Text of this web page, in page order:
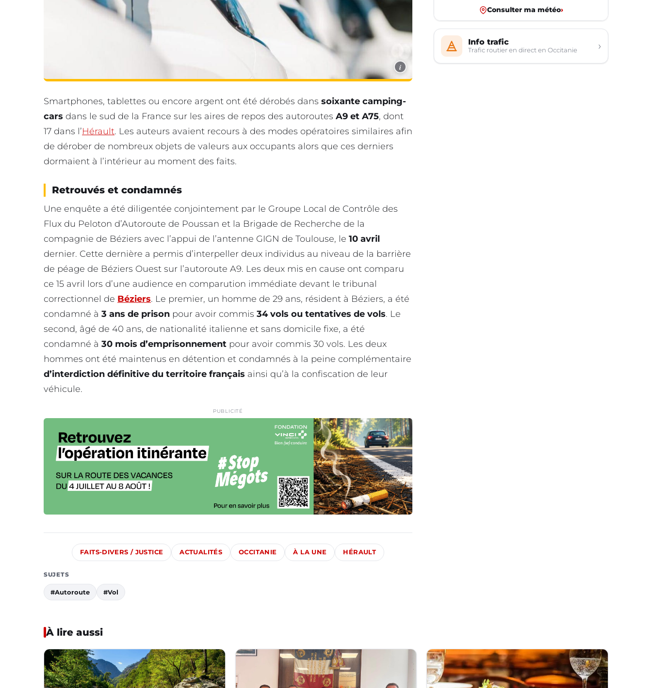
i
Smartphones, tablettes ou encore argent ont été dérobés dans soixante camping-
cars dans le sud de la France sur les aires de repos des autoroutes A9 et A75, dont
17 dans l’Hérault. Les auteurs avaient recours à des modes opératoires similaires afin
de dérober de nombreux objets de valeurs aux occupants alors que ces derniers
dormaient à l’intérieur au moment des faits.
Retrouvés et condamnés
Une enquête a été diligentée conjointement par le Groupe Local de Contrôle des
Flux du Peloton d’Autoroute de Poussan et la Brigade de Recherche de la
compagnie de Béziers avec l’appui de l’antenne GIGN de Toulouse, le 10 avril
dernier. Cette dernière a permis d’interpeller deux individus au niveau de la barrière
de péage de Béziers Ouest sur l’autoroute A9. Les deux mis en cause ont comparu
ce 15 avril lors d’une audience en comparution immédiate devant le tribunal
correctionnel de Béziers. Le premier, un homme de 29 ans, résident à Béziers, a été
condamné à 3 ans de prison pour avoir commis 34 vols ou tentatives de vols. Le
second, âgé de 40 ans, de nationalité italienne et sans domicile fixe, a été
condamné à 30 mois d’emprisonnement pour avoir commis 30 vols. Les deux
hommes ont été maintenus en détention et condamnés à la peine complémentaire
d’interdiction définitive du territoire français ainsi qu’à la confiscation de leur
véhicule.
PUBLICITÉ
FAITS-DIVERS / JUSTICE ACTUALITÉS OCCITANIE À LA UNE HÉRAULT
SUJETS
#Autoroute #Vol
Consulter ma météo›
Info trafic
Trafic routier en direct en Occitanie ›
À lire aussi